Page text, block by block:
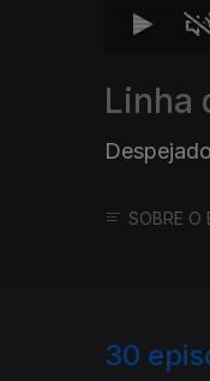
Linha
SOBRE O
30